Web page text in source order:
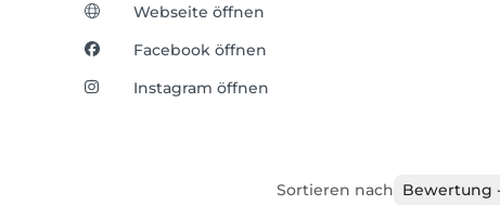
Webseite öffnen
Facebook öffnen
Instagram öffnen
Sortieren nach Bewertung